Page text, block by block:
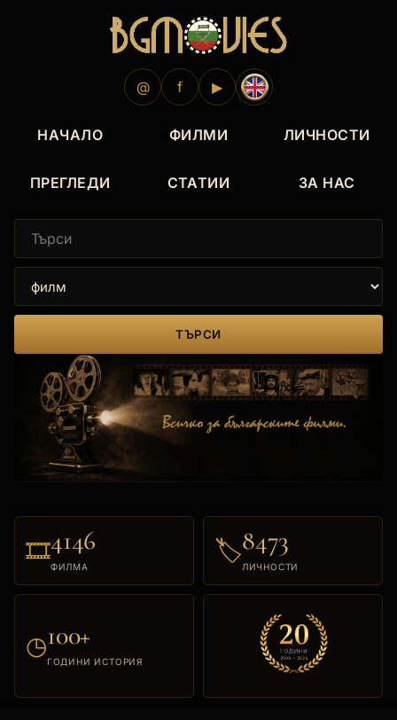
@ f ▶
НАЧАЛО ФИЛМИ ЛИЧНОСТИ
ПРЕГЛЕДИ СТАТИИ ЗА НАС
ТЪРСИ
🎞4146
ФИЛМА
🏷8473
ЛИЧНОСТИ
◷100+
ГОДИНИ ИСТОРИЯ